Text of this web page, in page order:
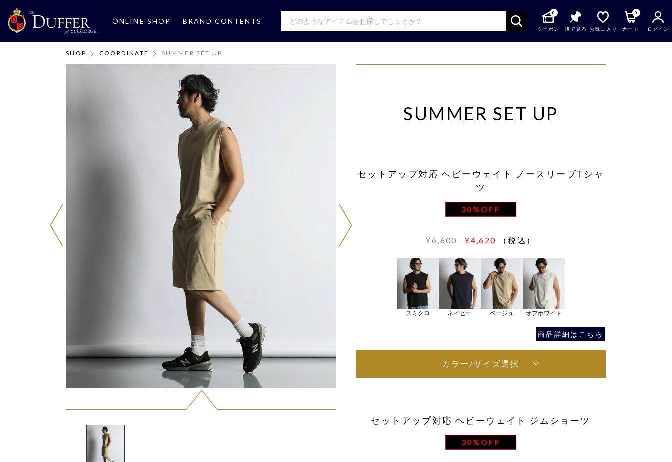
ONLINE SHOP BRAND CONTENTS
0
クーポン 後で見る お気に入り
0
カート ログイン
SHOP COORDINATE SUMMER SET UP
SUMMER SET UP
セットアップ対応 ヘビーウェイト ノースリーブTシャ
ツ
30%OFF
¥6,600 ¥4,620 （税込）
スミクロ ネイビー ベージュ オフホワイト
商品詳細はこちら
カラー/サイズ選択
セットアップ対応 ヘビーウェイト ジムショーツ
30%OFF